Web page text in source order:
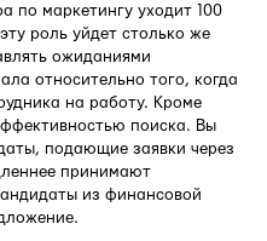
по маркетингу уходит 100
роль уйдет столько же
ожиданиями
относительно того, когда
на работу. Кроме
поиска. Вы
подающие заявки через
принимают
из финансовой